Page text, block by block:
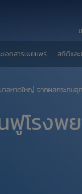
เอกสารเผยแพร่ สถิติแล
ลหาดใหญ่ จากผลกระทบอุ
ฟูโรง